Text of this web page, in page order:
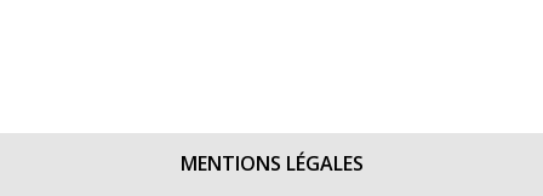
MENTIONS LÉGALES